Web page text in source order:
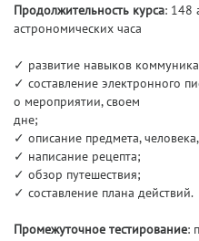
Продолжительность курса: 148
астрономических часа
✓ развитие навыков
✓ составление электронного
о мероприятии, своем
дне;
✓ описание предмета,
✓ написание рецепта;
✓ обзор путешествия;
✓ составление плана действий.
Промежуточное тестирование: